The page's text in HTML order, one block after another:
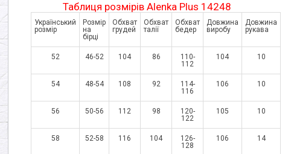
Таблиця розмірів Alenka Plus 14248
Український
розмір
Розмір
на
бірці
Обхват
грудей
Обхват
талії
Обхват
бедер
Довжина
виробу
Довжина
рукава
52 46-52 104 86
110-
112
104 10
54 48-54 108 92
114-
116
106 10
56 50-56 112 98
120-
122
105 10
58 52-58 116 104
126-
128
106 14